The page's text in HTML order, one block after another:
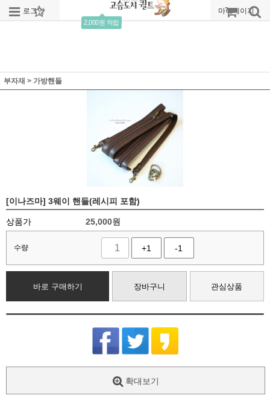
로그인 회원가입
2,000원 적립
주문조회 마이페이지
부자재 > 가방핸들
[이나즈마] 3웨이 핸들(레시피 포함)
상품가 25,000원
수량 +1 -1
바로 구매하기 장바구니 관심상품
확대보기